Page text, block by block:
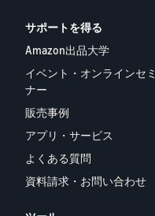
サポートを得る
Amazon出品大学
イベント・オンラインセミ
ナー
販売事例
アプリ・サービス
よくある質問
資料請求・お問い合わせ